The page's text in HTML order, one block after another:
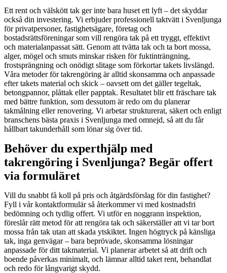
Ett rent och välskött tak ger inte bara huset ett lyft – det skyddar
också din investering. Vi erbjuder professionell taktvätt i Svenljunga
för privatpersoner, fastighetsägare, företag och
bostadsrättsföreningar som vill rengöra tak på ett tryggt, effektivt
och materialanpassat sätt. Genom att tvätta tak och ta bort mossa,
alger, mögel och smuts minskar risken för fuktinträngning,
frostsprängning och onödigt slitage som förkortar takets livslängd.
Våra metoder för takrengöring är alltid skonsamma och anpassade
efter takets material och skick – oavsett om det gäller tegeltak,
betongpannor, plåttak eller papptak. Resultatet blir ett fräschare tak
med bättre funktion, som dessutom är redo om du planerar
takmålning eller renovering. Vi arbetar strukturerat, säkert och enligt
branschens bästa praxis i Svenljunga med omnejd, så att du får
hållbart takunderhåll som lönar sig över tid.
Behöver du experthjälp med
takrengöring i Svenljunga? Begär offert
via formuläret
Vill du snabbt få koll på pris och åtgärdsförslag för din fastighet?
Fyll i vår kontaktformulär så återkommer vi med kostnadsfri
bedömning och tydlig offert. Vi utför en noggrann inspektion,
föreslår rätt metod för att rengöra tak och säkerställer att vi tar bort
mossa från tak utan att skada ytskiktet. Ingen högtryck på känsliga
tak, inga genvägar – bara beprövade, skonsamma lösningar
anpassade för ditt takmaterial. Vi planerar arbetet så att drift och
boende påverkas minimalt, och lämnar alltid taket rent, behandlat
och redo för långvarigt skydd.